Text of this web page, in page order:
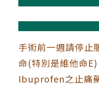
手術前一週請停止
命(特別是維他命
Ibuprofen之止痛